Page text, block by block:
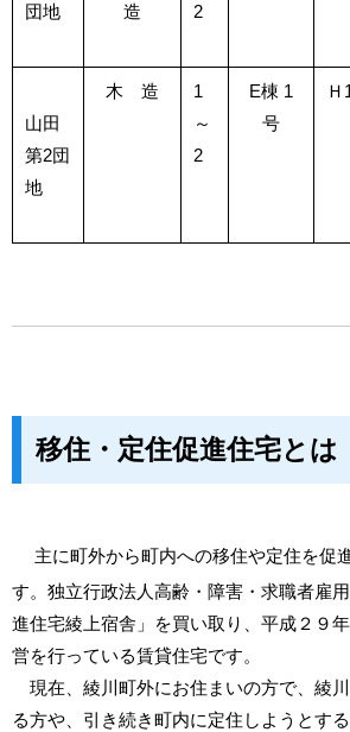
団地
造
2
山田
第2団
地
木 造
1
～
2
E棟 1
号
Ｈ
移住・定住促進住宅とは
主に町外から町内への移住や定住を促
す。独立行政法人高齢・障害・求職者雇
進住宅綾上宿舎」を買い取り、平成２９
営を行っている賃貸住宅です。
現在、綾川町外にお住まいの方で、綾
る方や、引き続き町内に定住しようとす